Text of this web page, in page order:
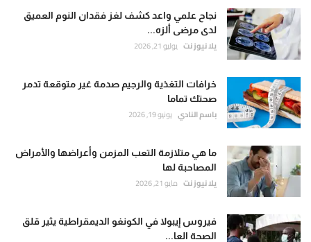
نجاح علمي واعد كشف لغز فقدان النوم العميق
لدى مرضى ألزه...
يلا نيوز نت يوليو 21, 2026
خرافات التغذية والرجيم صدمة غير متوقعة تدمر
صحتك تماما
باسم النادي يونيو 19, 2026
ما هي متلازمة التعب المزمن وأعراضها والأمراض
المصاحبة لها
يلا نيوز نت مايو 21, 2026
فيروس إيبولا في الكونغو الديمقراطية يثير قلق
الصحة العا...